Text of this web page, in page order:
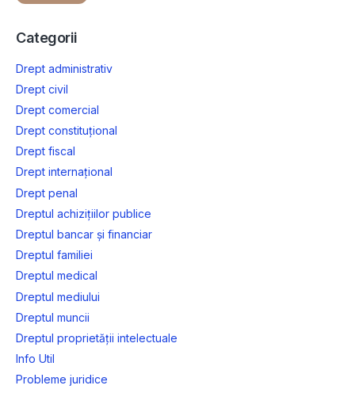
Categorii
Drept administrativ
Drept civil
Drept comercial
Drept constituțional
Drept fiscal
Drept internațional
Drept penal
Dreptul achizițiilor publice
Dreptul bancar și financiar
Dreptul familiei
Dreptul medical
Dreptul mediului
Dreptul muncii
Dreptul proprietății intelectuale
Info Util
Probleme juridice